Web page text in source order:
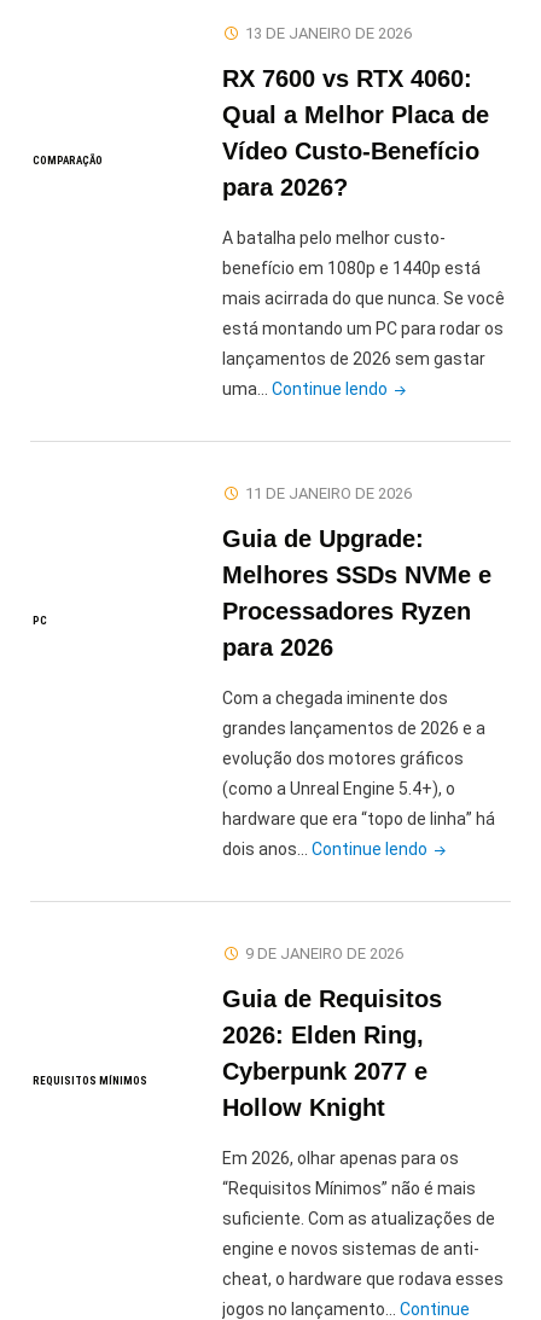
Platinar
Death
Stranding
On
The
Beach
no
PS5"
COMPARAÇÃO
13 DE JANEIRO DE 2026
RX 7600 vs RTX 4060:
Qual a Melhor Placa de
Vídeo Custo-Benefício
para 2026?
A batalha pelo melhor custo-
benefício em 1080p e 1440p está
mais acirrada do que nunca. Se você
está montando um PC para rodar os
lançamentos de 2026 sem gastar
uma…Continue lendo "RX
vs
Qual
a
Melhor
Placa
Vídeo
Custo-
Benefício
para
2026?"
PC
11 DE JANEIRO DE 2026
Guia de Upgrade:
Melhores SSDs NVMe e
Processadores Ryzen
para 2026
Com a chegada iminente dos
grandes lançamentos de 2026 e a
evolução dos motores gráficos
(como a Unreal Engine 5.4+), o
hardware que era “topo de linha” há
dois anos…Continue lendo "Guia
Upgrade:
NVMe
2026"
REQUISITOS MÍNIMOS
9 DE JANEIRO DE 2026
Guia de Requisitos
2026: Elden Ring,
Cyberpunk 2077 e
Hollow Knight
Em 2026, olhar apenas para os
“Requisitos Mínimos” não é mais
suficiente. Com as atualizações de
engine e novos sistemas de anti-
cheat, o hardware que rodava esses
jogos no lançamento…Continue